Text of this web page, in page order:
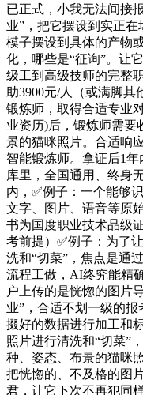
已正式，小我无法间接
业”，把它摆设到实正
模子摆设到具体的产物
化，哪些是“征询”。让
级工到高级技师的完整
助3900元/人（或满脚
锻炼师，取得合适专业
业资历)后，锻炼师需要
景的猫咪照片。合适响
智能锻炼师。拿证后1
库里，全国通用、终身
内，✅例子：一个能够
文字、图片、语音等原
书为国度职业技术品级
考前提）✅例子：为了
洗和“切菜”，焦点是通
流程工做，AI终究能精
户上传的是恍惚的图片
业”，合适不划一级的
掇好的数据进行加工和
照片进行清洗和“切菜”
种、姿态、布景的猫咪
把恍惚的、不及格的图
君，让它下次不再犯同